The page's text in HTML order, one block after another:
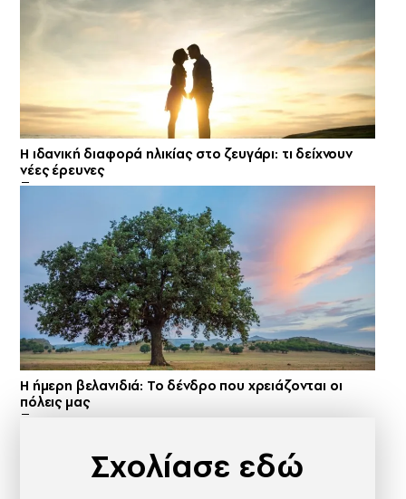
Η ιδανική διαφορά ηλικίας στο ζευγάρι: τι δείχνουν
νέες έρευνες
Η ήμερη βελανιδιά: Το δένδρο που χρειάζονται οι
πόλεις μας
Σχολίασε εδώ